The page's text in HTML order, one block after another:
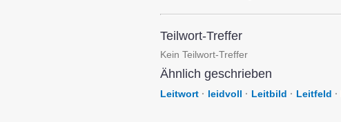
Teilwort-Treffer
Kein Teilwort-Treffer
Ähnlich geschrieben
Leitwort · leidvoll · Leitbild · Leitfeld ·